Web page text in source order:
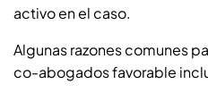
activo en el caso.
Algunas razones comunes
co-abogados favorable